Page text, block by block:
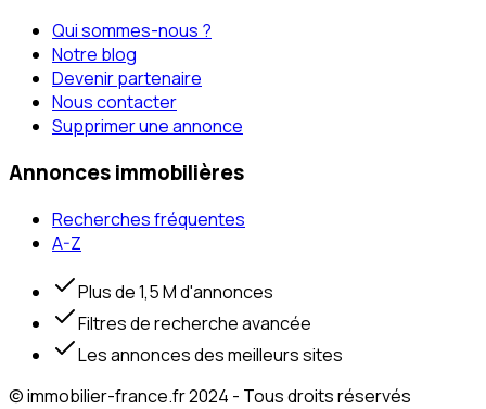
Qui sommes-nous ?
Notre blog
Devenir partenaire
Nous contacter
Supprimer une annonce
Annonces immobilières
Recherches fréquentes
A-Z
Plus de 1,5 M d'annonces
Filtres de recherche avancée
Les annonces des meilleurs sites
© immobilier-france.fr 2024 - Tous droits réservés